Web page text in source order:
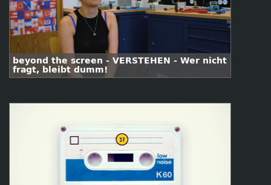
beyond the screen - VERSTEHEN - Wer nicht
fragt, bleibt dumm!